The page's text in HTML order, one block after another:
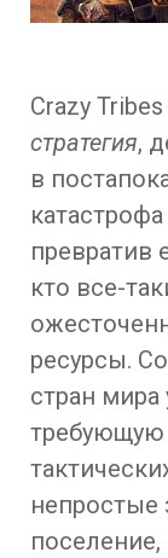
Crazy
стратегия,
в
превратив
кто все-
ресурсы.
стран мира
требующую
непростые